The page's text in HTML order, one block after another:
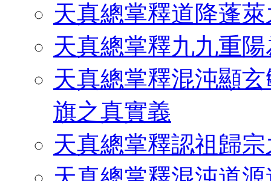
天真總掌釋道降蓬
天真總掌釋九九重
天真總掌釋混沌顯
旗之真實義
天真總掌釋認祖歸